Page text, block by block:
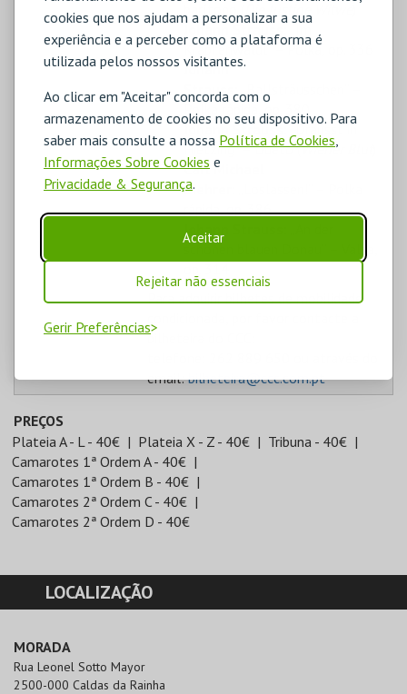
cookies que nos ajudam a personalizar a sua
experiência e a perceber como a plataforma é
utilizada pelos nossos visitantes.
Ao clicar em "Aceitar" concorda com o
armazenamento de cookies no seu dispositivo. Para
saber mais consulte a nossa Política de Cookies,
Informações Sobre Cookies e
Privacidade & Segurança.
Aceitar
Rejeitar não essenciais
Gerir Preferências
Die lustige Witwe
Johann Strauss:
Krapfenwaldl“ – Polka, op. 336
Johann
Strauss:
Polka rápida, op. 380
Johann Strauss:„Drausst in
Hietzing“ – Dueto (Wiener Blut
Carl Michael
Ziehrer:
rápida, op. 386
Johann Strauss:
Para adquirir bilhetes de mobilidade
bilheteira do CCC:
email:bilheteira@ccc.com.pt
PREÇOS
Plateia A - L - 40€
Plateia X - Z - 40€
Tribuna - 40€
Camarotes 1ª Ordem A - 40€
Camarotes 1ª Ordem B - 40€
Camarotes 2ª Ordem C - 40€
Camarotes 2ª Ordem D - 40€
LOCALIZAÇÃO
MORADA
Rua Leonel Sotto Mayor
2500-000 Caldas da Rainha